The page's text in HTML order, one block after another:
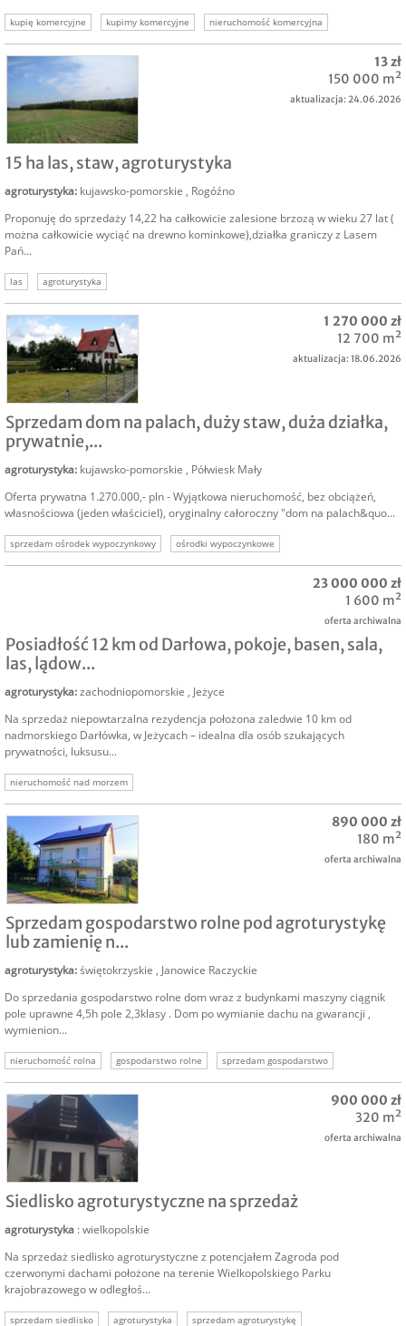
kupię komercyjne kupimy komercyjne
nieruchomość komercyjna
kupię agroturystykę
kupię grunt agroturystyka
kupię działkę agroturystyka
działki komercyjne
15 ha las, staw, agroturystyka
agroturystyka: kujawsko-pomorskie , Rogóźno
Proponuję do sprzedaży 14,22 ha całkowicie zalesione brzozą w wieku 27 lat (
można całkowicie wyciąć na drewno kominkowe),działka graniczy z Lasem
Pań...
las agroturystyka
13 zł
150 000 m²
aktualizacja: 24.06.2026
Sprzedam dom na palach, duży staw, duża działka,
prywatnie,...
agroturystyka: kujawsko-pomorskie , Półwiesk Mały
Oferta prywatna 1.270.000,- pln - Wyjątkowa nieruchomość, bez obciążeń,
własnościowa (jeden właściciel), oryginalny całoroczny "dom na palach&quo...
sprzedam ośrodek wypoczynkowy
ośrodki wypoczynkowe
inwestycja w turystykę
inwestor do ośrodka
inwestycja w ośrodek
1 270 000 zł
12 700 m²
aktualizacja: 18.06.2026
Posiadłość 12 km od Darłowa, pokoje, basen, sala,
las, lądow...
agroturystyka:zachodniopomorskie , Jeżyce
Na sprzedaż niepowtarzalna rezydencja położona zaledwie 10 km od
nadmorskiego Darłówka, w Jeżycach – idealna dla osób szukających
prywatności, luksusu...
nieruchomość nad morzem
23 000 000 zł
1 600 m²
oferta archiwalna
Sprzedam gospodarstwo rolne pod agroturystykę
lub zamienię n...
agroturystyka:świętokrzyskie , Janowice Raczyckie
Do sprzedania gospodarstwo rolne dom wraz z budynkami maszyny ciągnik
pole uprawne 4,5h pole 2,3klasy . Dom po wymianie dachu na gwarancji ,
wymienion...
nieruchomość rolna gospodarstwo rolne
sprzedam gospodarstwo
nieruchomości rolne
nieruchomość komercyjna nieruchomości inwestycyjne
890 000 zł
180 m²
oferta archiwalna
Siedlisko agroturystyczne na sprzedaż
agroturystyka : wielkopolskie
Na sprzedaż siedlisko agroturystyczne z potencjałem Zagroda pod
czerwonymi dachami położone na terenie Wielkopolskiego Parku
krajobrazowego w odległoś...
sprzedam siedlisko agroturystyka sprzedam agroturystykę
900 000 zł
320 m²
oferta archiwalna